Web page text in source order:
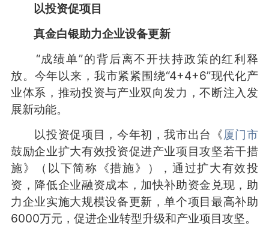
以投资促项目
真金白银助力企业设备更新
“成绩单”的背后离不开扶持政策的红利释
放。今年以来，我市紧紧围绕“4+4+6”现代化产
业体系，推动投资与产业双向发力，不断注入发
展新动能。
以投资促项目，今年初，我市出台《厦门市
鼓励企业扩大有效投资促进产业项目攻坚若干措
施》（以下简称《措施》），通过扩大有效投
资，降低企业融资成本，加快补助资金兑现，助
力企业实施大规模设备更新，单个项目最高补助
6000万元，促进企业转型升级和产业项目攻坚。